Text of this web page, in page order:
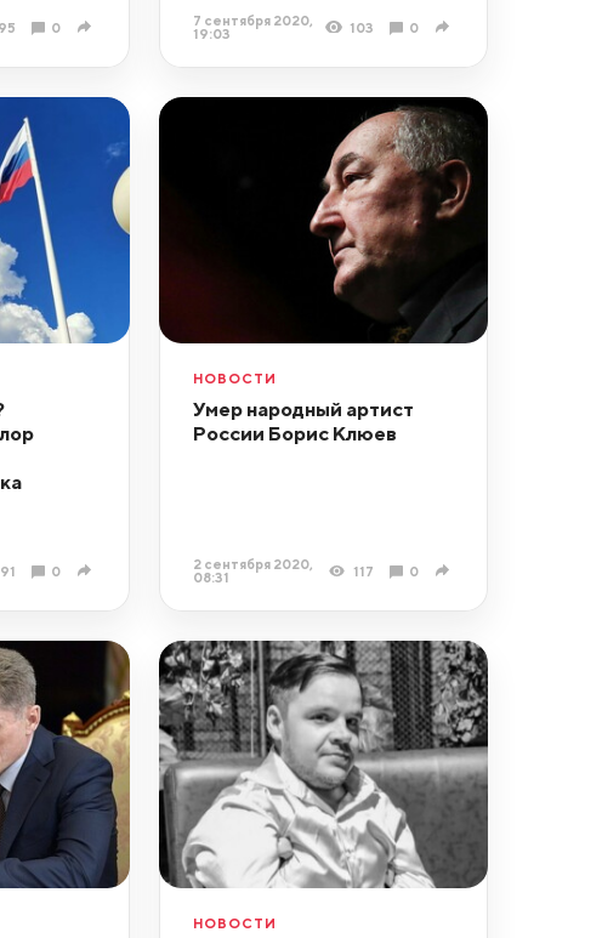
0
7 сентября 2020,
19:03
103 0
0
НОВОСТИ
Умер народный артист
России Борис Клюев
2 сентября 2020,
08:31
117 0
НОВОСТИ